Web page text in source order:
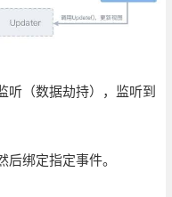
听（数据劫持），监听到
绑定指定事件。